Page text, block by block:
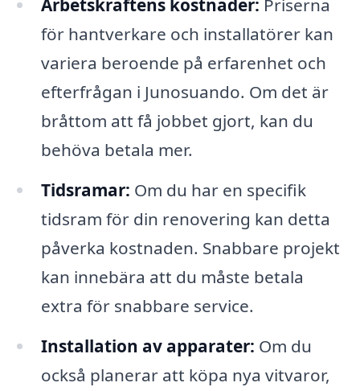
Arbetskraftens kostnader: Priserna
för hantverkare och installatörer kan
variera beroende på erfarenhet och
efterfrågan i Junosuando. Om det är
bråttom att få jobbet gjort, kan du
behöva betala mer.
Tidsramar: Om du har en specifik
tidsram för din renovering kan detta
påverka kostnaden. Snabbare projekt
kan innebära att du måste betala
extra för snabbare service.
Installation av apparater: Om du
också planerar att köpa nya vitvaror,